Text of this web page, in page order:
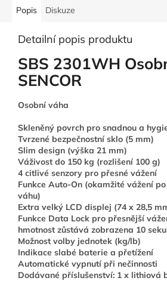
Popis Diskuze
Detailní popis produktu
SBS 2301WH
SENCOR
Osobní váha
Skleněný povrch pro snadnou a
Tvrzené bezpečnostní sklo (5 mm)
Slim design (výška 21 mm)
Váživost do 150 kg (rozlišení 100 g)
4 citlivé senzory pro přesné vážení
Funkce Auto-On (okamžité vážení
váhu)
Extra velký LCD displej (74 x 28,5
Funkce Data Lock pro přesnější
hmotnost zůstává zobrazena 10
Možnost volby jednotek (kg/lb)
Indikace slabé baterie a přetížení
Automatické vypnutí při nečinnosti
Dodávané příslušenství: 1 x lithiová